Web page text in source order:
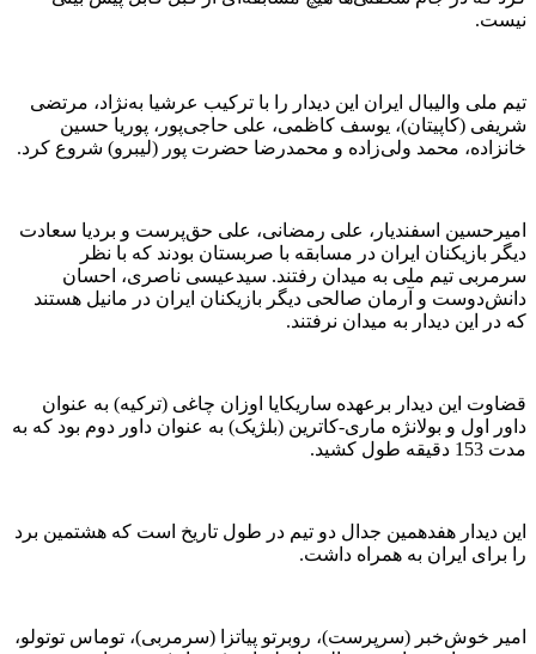
نیست.
تیم ملی والیبال ایران این دیدار را با ترکیب عرشیا به‌نژاد، مرتضی
شریفی (کاپیتان)، یوسف کاظمی، علی حاجی‌پور، پوریا حسین
خانزاده، محمد ولی‌زاده و محمدرضا حضرت پور (لیبرو) شروع کرد.
امیرحسین اسفندیار، علی رمضانی، علی حق‌پرست و بردیا سعادت
دیگر بازیکنان ایران در مسابقه با صربستان بودند که با نظر
سرمربی تیم ملی به میدان رفتند. سیدعیسی ناصری، احسان
دانش‌دوست و آرمان صالحی دیگر بازیکنان ایران در مانیل هستند
که در این دیدار به میدان نرفتند.
قضاوت این دیدار برعهده ساریکایا اوزان چاغی (ترکیه) به عنوان
داور اول و بولانژه ماری-کاترین (بلژیک) به عنوان داور دوم بود که به
مدت 153 دقیقه طول کشید.
این دیدار هفدهمین جدال دو تیم در طول تاریخ است که هشتمین برد
را برای ایران به همراه داشت.
امیر خوش‌خبر (سرپرست)، روبرتو پیاتزا (سرمربی)، توماس توتولو،